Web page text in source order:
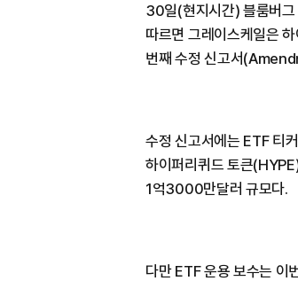
30일(현지시간) 블룸버
따르면 그레이스케일은
번째 수정 신고서
수정 신고서에는 ETF 티
하이퍼리퀴드 토큰
1억3000만달러 규모다.
다만 ETF 운용 보수는 이